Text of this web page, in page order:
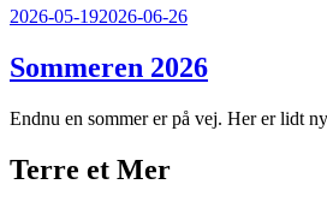
Udgivet
2026-05-192026-06-26
Sommeren 2026
Endnu en sommer er på vej. Her er lidt
Terre et Mer